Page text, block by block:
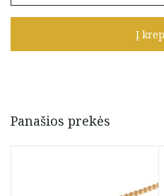
Raudono
"Anchor"
Į
Panašios prekės